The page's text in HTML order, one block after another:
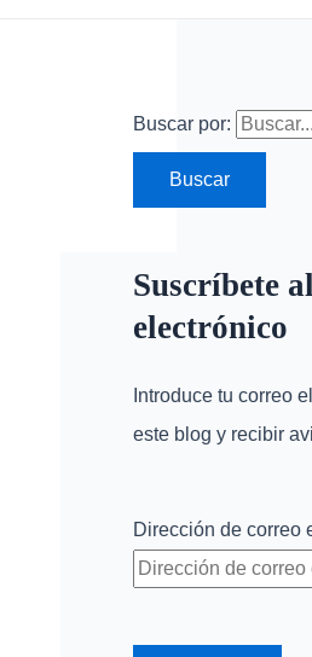
Buscar por:
Suscríbete
electrónico
Introduce tu correo
este blog y recibir
Dirección de correo